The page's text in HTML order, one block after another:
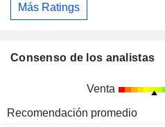
Más Ratings
Consenso de los analistas
Venta
Recomendación promedio